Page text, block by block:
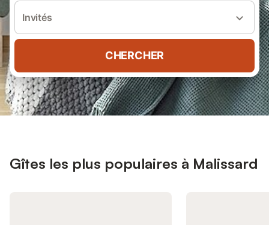
Invités
CHERCHER
Gîtes les plus populaires à Malissard